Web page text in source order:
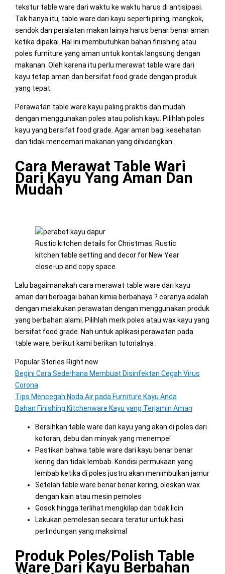
tekstur table ware dari waktu ke waktu harus di antisipasi.
Tak hanya itu, table ware dari kayu seperti piring, mangkok,
sendok dan peralatan makan lainya harus benar benar aman
ketika dipakai. Hal ini membutuhkan bahan finishing atau
poles furniture yang aman untuk kontak langsung dengan
makanan. Oleh karena itu perlu merawat table ware dari
kayu tetap aman dan bersifat food grade dengan produk
yang tepat.
Perawatan table ware kayu paling praktis dan mudah
dengan menggunakan poles atau polish kayu. Pilihlah poles
kayu yang bersifat food grade. Agar aman bagi kesehatan
dan tidak mencemari makanan yang dihidangkan.
Cara Merawat Table Wari
Dari Kayu Yang Aman Dan
Mudah
Rustic kitchen details for Christmas. Rustic
kitchen table setting and decor for New Year
close-up and copy space.
Lalu bagaimanakah cara merawat table ware dari kayu
aman dari berbagai bahan kimia berbahaya ? caranya adalah
dengan melakukan perawatan dengan menggunakan produk
yang berbahan alami. Pilihlah merk poles atau wax kayu yang
bersifat food grade. Nah untuk aplikasi perawatan pada
table ware, berikut kami berikan tutorialnya :
Popular Stories Right now
Begini Cara Sederhana Membuat Disinfektan Cegah Virus
Corona
Tips Mencegah Noda Air pada Furniture Kayu Anda
Bahan Finishing Kitchenware Kayu yang Terjamin Aman
Bersihkan table ware dari kayu yang akan di poles dari
kotoran, debu dan minyak yang menempel
Pastikan bahwa table ware dari kayu benar benar
kering dan tidak lembab. Kondisi permukaan yang
lembab ketika di poles justru akan menimbulkan jamur
Setelah table ware benar benar kering, oleskan wax
dengan kain atau mesin pemoles
Gosok hingga terlihat mengkilap dan tidak licin
Lakukan pemolesan secara teratur untuk hasi
perlindungan yang maksimal
Produk Poles/Polish Table
Ware Dari Kayu Berbahan